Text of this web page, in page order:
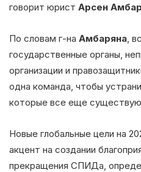
говорит юрист Арсен
По словам г-на Амбаряна ,
государственные органы,
организации и
одна команда, чтобы
которые все еще
Новые глобальные цели на
акцент на создании
прекращения СПИДа,